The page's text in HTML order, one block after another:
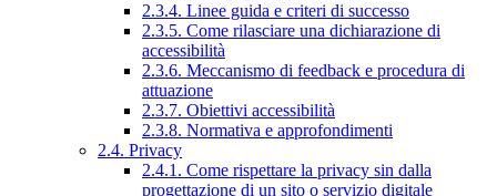
2.3.4. Linee guida e criteri di successo
2.3.5. Come rilasciare una dichiarazione di
accessibilità
2.3.6. Meccanismo di feedback e procedura di
attuazione
2.3.7. Obiettivi accessibilità
2.3.8. Normativa e approfondimenti
2.4. Privacy
2.4.1. Come rispettare la privacy sin dalla
progettazione di un sito o servizio digitale